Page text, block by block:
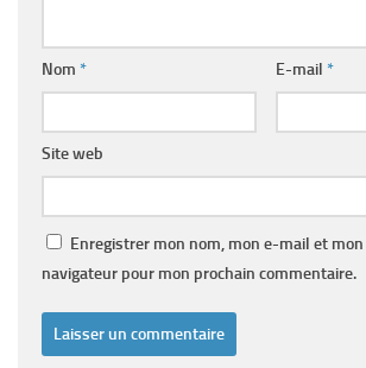
Nom * E-mail *
Site web
Enregistrer mon nom, mon e-mail et
navigateur pour mon prochain commentaire.